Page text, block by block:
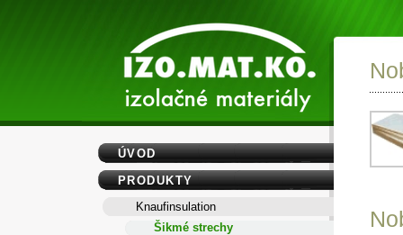
ÚVOD
PRODUKTY
Knaufinsulation
Šikmé strechy